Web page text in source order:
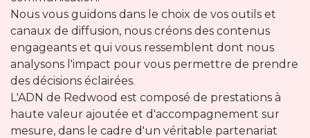
Nous vous guidons dans le choix de vos outils et
canaux de diffusion, nous créons des contenus
engageants et qui vous ressemblent dont nous
analysons l'impact pour vous permettre de prendre
des décisions éclairées.
L'ADN de Redwood est composé de prestations à
haute valeur ajoutée et d'accompagnement sur
mesure, dans le cadre d'un véritable partenariat